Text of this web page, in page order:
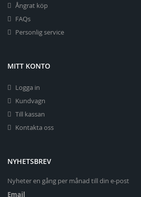
Ångrat köp
FAQs
Personlig service
MITT KONTO
Logga in
Kundvagn
Till kassan
Kontakta oss
NYHETSBREV
Nyheter en gång per månad till din e-post
Email